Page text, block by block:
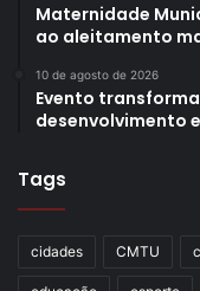
Maternidade
ao aleitamento
10 de agosto de 2026
Evento
desenvolvimento
Tags
cidades CMTU